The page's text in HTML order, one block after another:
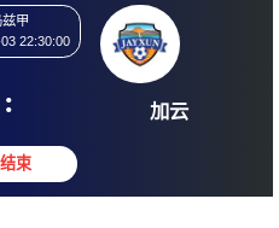
2026-06-03 22:30:00
: 加